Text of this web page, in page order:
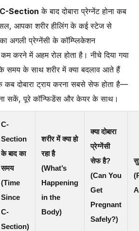
C-Section के बाद दोबारा प्रेग्नेंट होना कब
आपका शरीर हीलिंग के कई स्टेज से
अगली प्रेग्नेंसी के कॉम्प्लिकेशन
करने में अहम रोल होता है। नीचे दिया गया
समय के साथ शरीर में क्या बदलाव आते हैं
कब दोबारा ट्राय करना सबसे सेफ होता है—
सकें, पूरे कॉन्फिडेंस और केयर के साथ।
C-
Section
के बाद का
समय
(Time
Since
C-
Section)
शरीर में क्या हो
रहा है
(What’s
Happening
in the
Body)
क्या दोबारा
प्रेग्नेंसी
सेफ है?
(Can You
Get
Pregnant
Safely?)